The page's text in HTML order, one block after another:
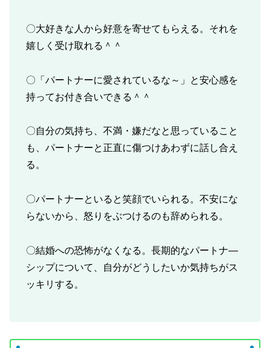
〇大好きな人から好意を寄せてもらえる。それを
嬉しく受け取れる＾＾
〇「パートナーに愛されているな～」と安心感を
持ってお付き合いできる＾＾
〇自分の気持ち、不満・嫌だなと思っていること
も、パートナーと正直に傷つけあわずに話し合え
る。
〇パートナーといると笑顔でいられる。不安にな
らないから、怒りをぶつけるのも辞められる。
〇結婚への恐怖がなくなる。長期的なパートナ―
シップについて、自分がどうしたいか気持ちがス
ッキリする。